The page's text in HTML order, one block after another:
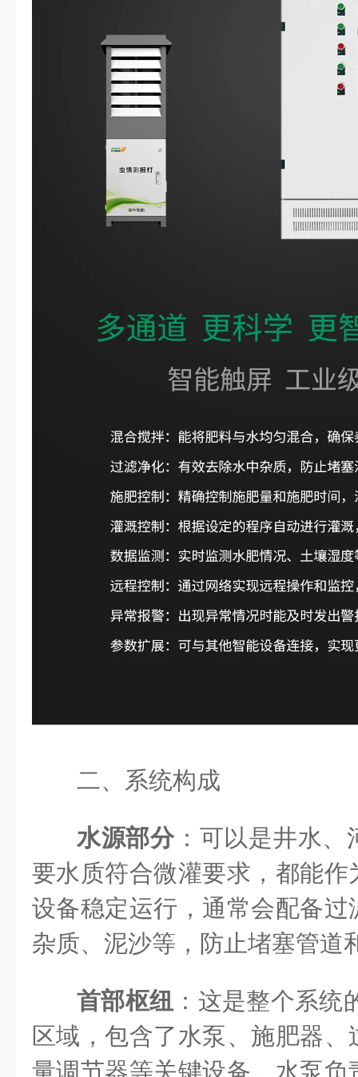
二、系统构成
水源部分：可以是井水、
要水质符合微灌要求，都能
设备稳定运行，通常会配备
杂质、泥沙等，防止堵塞管道
首部枢纽
：这是整个系统
区域，包含了水泵、施肥器
量调节器等关键设备。水泵